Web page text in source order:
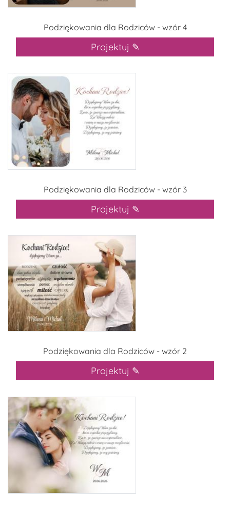
Podziękowania dla Rodziców - wzór 4
Projektuj ✎
Podziękowania dla Rodziców - wzór 3
Projektuj ✎
Podziękowania dla Rodziców - wzór 2
Projektuj ✎